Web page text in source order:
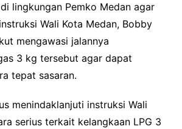
lingkungan Pemko Medan agar
Wali Kota Medan, Bobby
mengawasi jalannya
3 kg tersebut agar dapat
tepat sasaran.
menindaklanjuti instruksi Wali
serius terkait kelangkaan LPG 3